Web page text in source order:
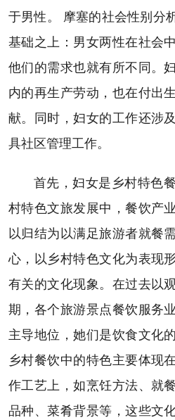
于男性。 摩塞的社会性别分
基础之上：男女两性在社会
他们的需求也就有所不同。
内的再生产劳动，也在付出
献。同时，妇女的工作还涉
具社区管理工作。
首先，妇女是乡村特色
村特色文旅发展中，餐饮产
以归结为以满足旅游者就餐
心，以乡村特色文化为表现
有关的文化现象。在过去以
期，各个旅游景点餐饮服务
主导地位，她们是饮食文化
乡村餐饮中的特色主要体现
作工艺上，如烹饪方法、就
品种、菜肴背景等，这些文